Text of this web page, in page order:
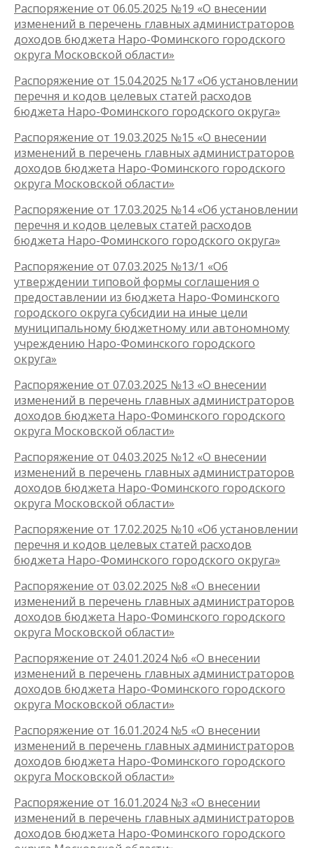
Распоряжение от 06.05.2025 №19 «О внесении
изменений в перечень главных администраторов
доходов бюджета Наро-Фоминского городского
округа Московской области»
Распоряжение от 15.04.2025 №17 «Об установлении
перечня и кодов целевых статей расходов
бюджета Наро-Фоминского городского округа»
Распоряжение от 19.03.2025 №15 «О внесении
изменений в перечень главных администраторов
доходов бюджета Наро-Фоминского городского
округа Московской области»
Распоряжение от 17.03.2025 №14 «Об установлении
перечня и кодов целевых статей расходов
бюджета Наро-Фоминского городского округа»
Распоряжение от 07.03.2025 №13/1 «Об
утверждении типовой формы соглашения о
предоставлении из бюджета Наро-Фоминского
городского округа субсидии на иные цели
муниципальному бюджетному или автономному
учреждению Наро-Фоминского городского
округа»
Распоряжение от 07.03.2025 №13 «О внесении
изменений в перечень главных администраторов
доходов бюджета Наро-Фоминского городского
округа Московской области»
Распоряжение от 04.03.2025 №12 «О внесении
изменений в перечень главных администраторов
доходов бюджета Наро-Фоминского городского
округа Московской области»
Распоряжение от 17.02.2025 №10 «Об установлении
перечня и кодов целевых статей расходов
бюджета Наро-Фоминского городского округа»
Распоряжение от 03.02.2025 №8 «О внесении
изменений в перечень главных администраторов
доходов бюджета Наро-Фоминского городского
округа Московской области»
Распоряжение от 24.01.2024 №6 «О внесении
изменений в перечень главных администраторов
доходов бюджета Наро-Фоминского городского
округа Московской области»
Распоряжение от 16.01.2024 №5 «О внесении
изменений в перечень главных администраторов
доходов бюджета Наро-Фоминского городского
округа Московской области»
Распоряжение от 16.01.2024 №3 «О внесении
изменений в перечень главных администраторов
доходов бюджета Наро-Фоминского городского